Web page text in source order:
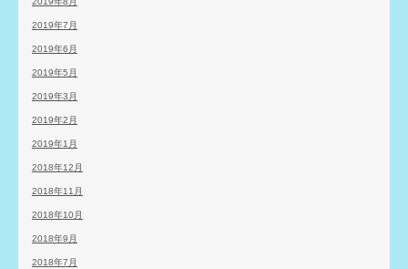
2019年7月
2019年6月
2019年5月
2019年3月
2019年2月
2019年1月
2018年12月
2018年11月
2018年10月
2018年9月
2018年7月